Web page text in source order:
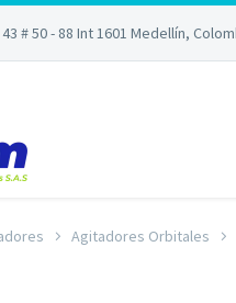
# 50 - 88 Int 1601 Medellín,
Agitadores Orbitales